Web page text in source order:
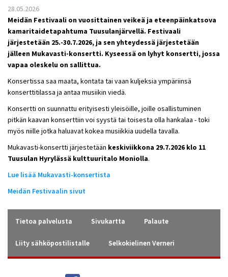
28.05.2026
Meidän Festivaali on vuosittainen veikeä ja eteenpäinkatsova
kamaritaidetapahtuma Tuusulanjärvellä. Festivaali
järjestetään 25.-30.7.2026, ja sen yhteydessä järjestetään
jälleen Mukavasti-konsertti. Kyseessä on lyhyt konsertti, jossa
vapaa oleskelu on sallittua.
Konsertissa saa maata, kontata tai vaan kuljeksia ympäriinsä
konserttitilassa ja antaa musiikin viedä.
Konsertti on suunnattu erityisesti yleisöille, joille osallistuminen
pitkän kaavan konserttiin voi syystä tai toisesta olla hankalaa - toki
myös niille jotka haluavat kokea musiikkia uudella tavalla.
Mukavasti-konsertti järjestetään keskiviikkona 29.7.2026 klo 11
Tuusulan Hyrylässä kulttuuritalo Moniolla.
Lue lisää Mukavasti-konsertista
Meidän Festivaalin sivut
Tietoa palvelusta Sivukartta Palaute
Liity sähköpostilistalle Selkokielinen Verneri